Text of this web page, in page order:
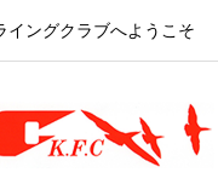
イングクラブへようこそ